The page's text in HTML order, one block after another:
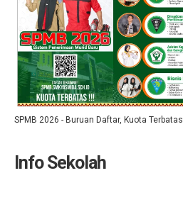
SPMB 2026 - Buruan Daftar, Kuota Terbatas
Info Sekolah